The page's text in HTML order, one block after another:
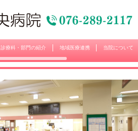
診療科・部門の紹介 地域医療連携 当院について